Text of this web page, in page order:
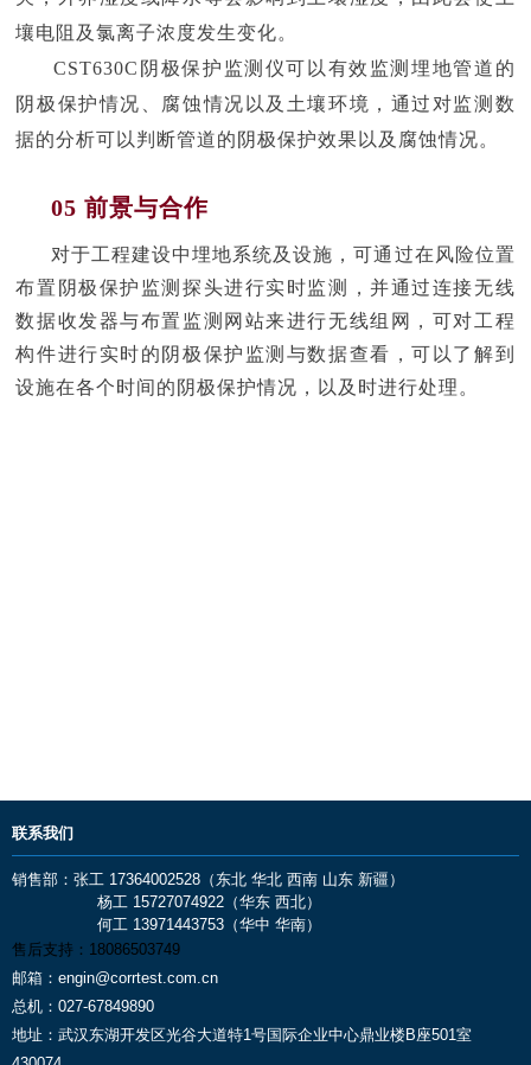
壤电阻及氯离子浓度发生变化。
CST630C阴极保护监测仪可以有效监测埋地管道的
阴极保护情况、腐蚀情况以及土壤环境，通过对监测数
据的分析可以判断管道的阴极保护效果以及腐蚀情况。
05 前景与合作
对于工程建设中埋地系统及设施，可通过在风险位置
布置阴极保护监测探头进行实时监测，并通过连接无线
数据收发器与布置监测网站来进行无线组网，可对工程
构件进行实时的阴极保护监测与数据查看，可以了解到
设施在各个时间的阴极保护情况，以及时进行处理。
联系我们
销售部：张工 17364002528（东北 华北 西南 山东 新疆）
杨工 15727074922（华东 西北）
何工 13971443753（华中 华南）
售后支持： 18086503749
邮箱： engin@corrtest.com.cn
总机： 027-67849890
地址： 武汉东湖开发区光谷大道特1号国际企业中心鼎业楼B座501室